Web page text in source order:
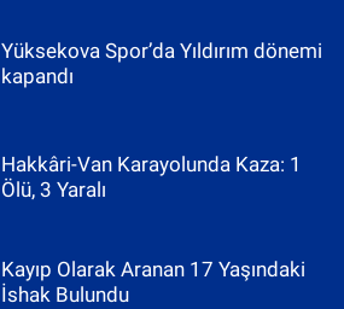
Yüksekova Spor’da Yıldırım dönemi
kapandı
Hakkâri-Van Karayolunda Kaza: 1
Ölü, 3 Yaralı
Kayıp Olarak Aranan 17 Yaşındaki
İshak Bulundu